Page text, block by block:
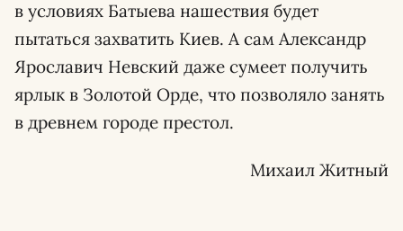
в условиях Батыева нашествия будет
пытаться захватить Киев. А сам Александр
Ярославич Невский даже сумеет получить
ярлык в Золотой Орде, что позволяло занять
в древнем городе престол.
Михаил Житный